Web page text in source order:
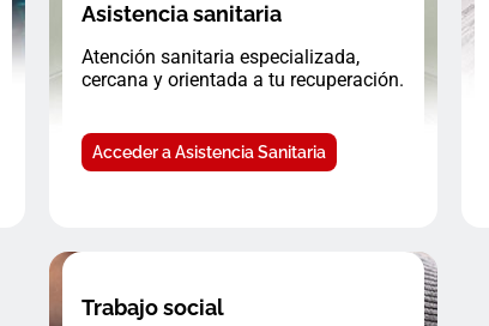
Asistencia sanitaria
Atención sanitaria especializada,
cercana y orientada a tu recuperación.
Acceder a Asistencia Sanitaria
Trabajo social